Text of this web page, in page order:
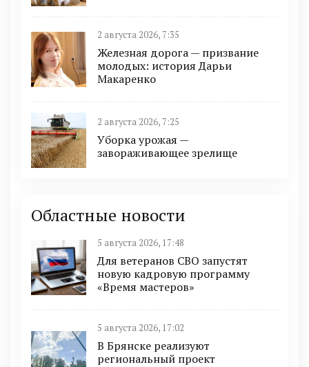
2 августа 2026, 7:35
Железная дорога — призвание
молодых: история Дарьи
Макаренко
2 августа 2026, 7:25
Уборка урожая —
завораживающее зрелище
Областные новости
5 августа 2026, 17:48
Для ветеранов СВО запустят
новую кадровую программу
«Время мастеров»
5 августа 2026, 17:02
В Брянске реализуют
региональный проект